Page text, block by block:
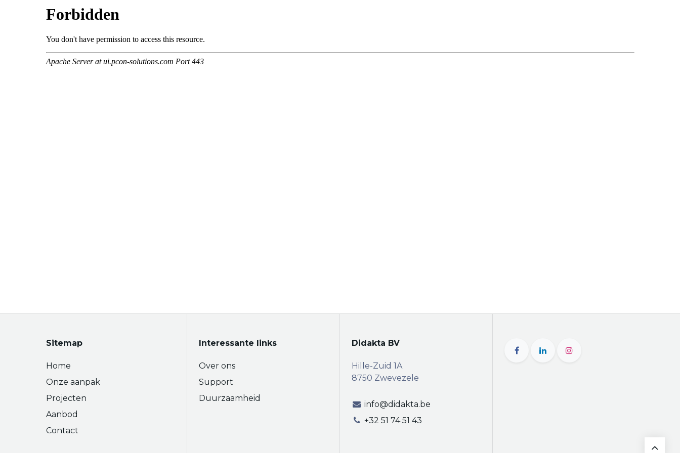
Sitemap
Home
Onze aanpak
Projecten
Aanbod
Contact
Interessante links
Over ons
Support
Duurzaamheid
Didakta BV
Hille-Zuid 1A
8750 Zwevezele
info@didakta.be
+32 51 74 51 43